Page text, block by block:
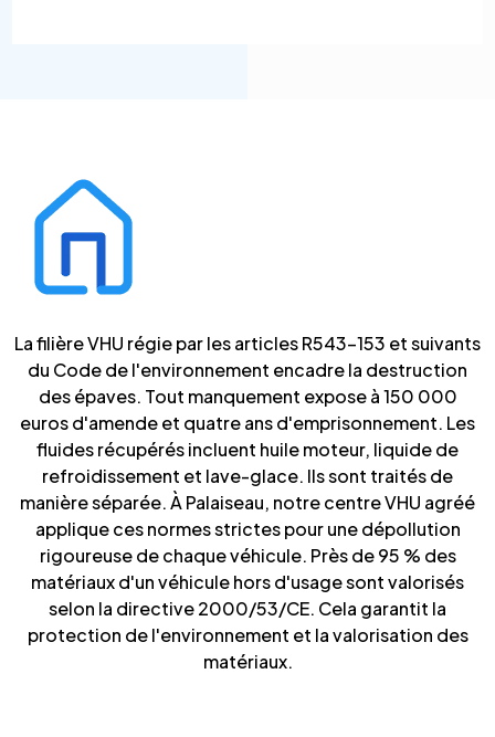
La filière VHU régie par les articles R543-153 et suivants
du Code de l'environnement encadre la destruction
des épaves. Tout manquement expose à 150 000
euros d'amende et quatre ans d'emprisonnement. Les
fluides récupérés incluent huile moteur, liquide de
refroidissement et lave-glace. Ils sont traités de
manière séparée. À Palaiseau, notre centre VHU agréé
applique ces normes strictes pour une dépollution
rigoureuse de chaque véhicule. Près de 95 % des
matériaux d'un véhicule hors d'usage sont valorisés
selon la directive 2000/53/CE. Cela garantit la
protection de l'environnement et la valorisation des
matériaux.